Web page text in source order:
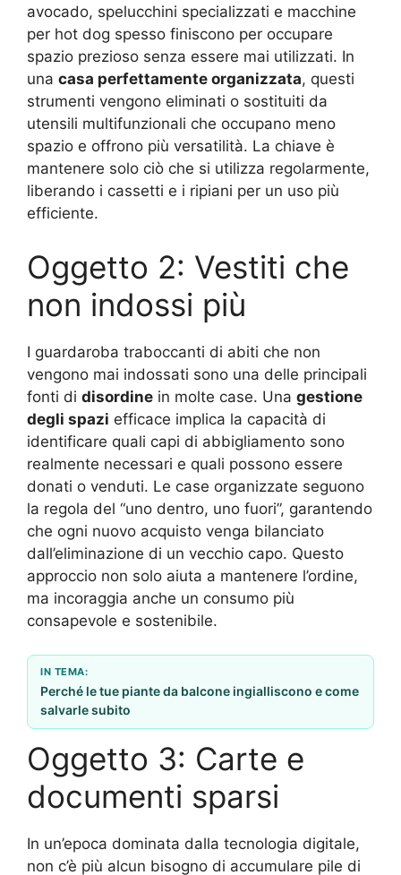
avocado, spelucchini specializzati e macchine
per hot dog spesso finiscono per occupare
spazio prezioso senza essere mai utilizzati. In
una casa perfettamente organizzata, questi
strumenti vengono eliminati o sostituiti da
utensili multifunzionali che occupano meno
spazio e offrono più versatilità. La chiave è
mantenere solo ciò che si utilizza regolarmente,
liberando i cassetti e i ripiani per un uso più
efficiente.
Oggetto 2: Vestiti che
non indossi più
I guardaroba traboccanti di abiti che non
vengono mai indossati sono una delle principali
fonti di disordine in molte case. Una gestione
degli spazi efficace implica la capacità di
identificare quali capi di abbigliamento sono
realmente necessari e quali possono essere
donati o venduti. Le case organizzate seguono
la regola del “uno dentro, uno fuori”, garantendo
che ogni nuovo acquisto venga bilanciato
dall’eliminazione di un vecchio capo. Questo
approccio non solo aiuta a mantenere l’ordine,
ma incoraggia anche un consumo più
consapevole e sostenibile.
IN TEMA:
Perché le tue piante da balcone ingialliscono e come
salvarle subito
Oggetto 3: Carte e
documenti sparsi
In un’epoca dominata dalla tecnologia digitale,
non c’è più alcun bisogno di accumulare pile di